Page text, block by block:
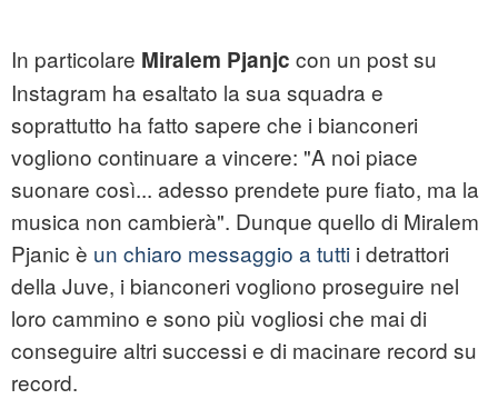
In particolare Miralem Pjanjc con un post su
Instagram ha esaltato la sua squadra e
soprattutto ha fatto sapere che i bianconeri
vogliono continuare a vincere: "A noi piace
suonare così... adesso prendete pure fiato, ma la
musica non cambierà". Dunque quello di Miralem
Pjanic è un chiaro messaggio a tutti i detrattori
della Juve, i bianconeri vogliono proseguire nel
loro cammino e sono più vogliosi che mai di
conseguire altri successi e di macinare record su
record.